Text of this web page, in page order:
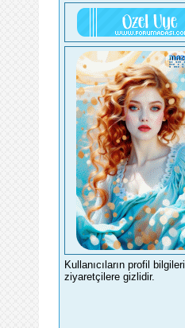
Kullanıcıların profil bilgileri
ziyaretçilere gizlidir.